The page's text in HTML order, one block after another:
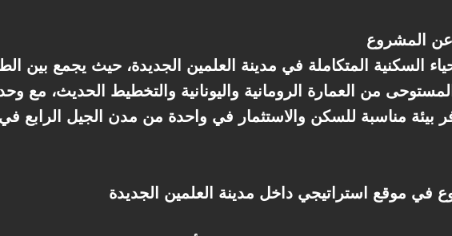
المشروع
من العمارة الرومانية واليونانية والتخطيط الحديث، مع